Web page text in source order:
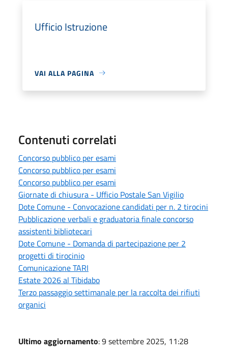
Ufficio Istruzione
VAI ALLA PAGINA
Contenuti correlati
Concorso pubblico per esami
Concorso pubblico per esami
Concorso pubblico per esami
Giornate di chiusura - Ufficio Postale San Vigilio
Dote Comune - Convocazione candidati per n. 2 tirocini
Pubblicazione verbali e graduatoria finale concorso
assistenti bibliotecari
Dote Comune - Domanda di partecipazione per 2
progetti di tirocinio
Comunicazione TARI
Estate 2026 al Tibidabo
Terzo passaggio settimanale per la raccolta dei rifiuti
organici
Ultimo aggiornamento: 9 settembre 2025, 11:28